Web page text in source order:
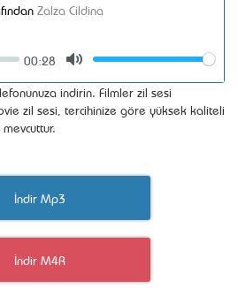
Zalza Cildina
00:28
Volume
indirin. Filmler zil sesi
zil sesi, tercihinize göre yüksek kaliteli
İndir Mp3
İndir M4R